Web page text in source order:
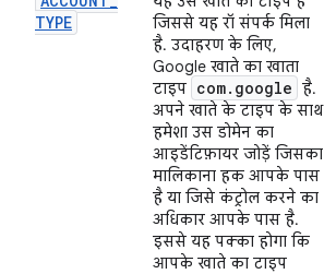
TYPE
जिससे यह रॉ संपर्क मिला
है. उदाहरण के लिए,
Google खाते का खाता
टाइप com. google है.
अपने खाते के टाइप के साथ
हमेशा उस डोमेन का
आइडेंटिफ़ायर जोड़ें जिसका
मालिकाना हक आपके पास
है या जिसे कंट्रोल करने का
अधिकार आपके पास है.
इससे यह पक्का होगा कि
आपके खाते का टाइप